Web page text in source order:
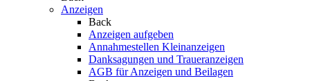
Anzeigen
Back
Anzeigen aufgeben
Annahmestellen Kleinanzeigen
Danksagungen und Traueranzeigen
AGB für Anzeigen und Beilagen